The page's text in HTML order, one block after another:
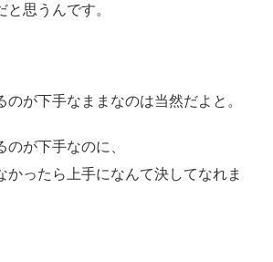
と思うんです。
のが下手なままなのは当然だよと。
が下手なのに、
かったら上手になんて決してなれま